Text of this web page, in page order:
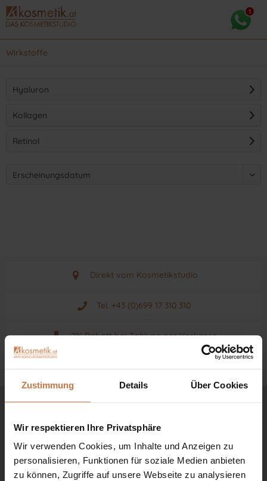
Zustimmung Details Über Cookies
Wir respektieren Ihre Privatsphäre
Wir verwenden Cookies, um Inhalte und Anzeigen zu
personalisieren, Funktionen für soziale Medien anbieten
zu können, Zugriffe auf unsere Webseite zu analysieren
Wirkstoffe
Hyaluron
Kollagen
Retinol
Direkt vom Kosmetikstudio
Aus Graz - Österreich
Tel. +43 (0)699 17 310 310
Mo - Fr. von 9 - 17 Uhr
2% Rabatt bei Zahlung per Vorkasse
Ab 150 € versandkostenfrei
Schöne Neuigkeiten über Kosmetik & Beauty
Zum Newsletter anmelden & sofort 5
€ sichern*
Immer alle Angebote & Trends als Erster erhalten.